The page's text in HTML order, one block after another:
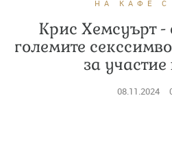
НА КАФЕ С
Крис Хемсуърт -
големите
за
08.11.2024